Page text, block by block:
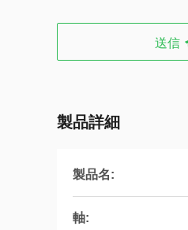
送信
製品詳細
製品名:
軸: